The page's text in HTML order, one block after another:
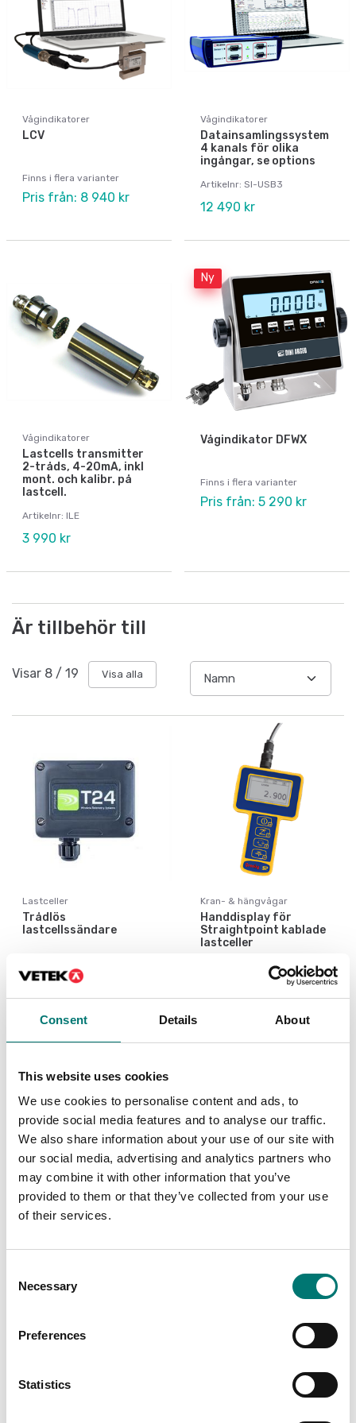
Consent Details About
This website uses cookies
We use cookies to personalise content and ads, to
provide social media features and to analyse our traffic.
We also share information about your use of our site with
our social media, advertising and analytics partners who
may combine it with other information that you’ve
provided to them or that they’ve collected from your use
of their services.
Selection
Necessary
Preferences
Statistics
Vågindikatorer
LCV
Finns i flera varianter
Pris från: 8 940 kr
Vågindikatorer
Datainsamlingssystem
4 kanals för olika
ingångar, se options
Artikelnr: SI-USB3
12 490 kr
Vågindikatorer
Lastcells transmitter
2-tråds, 4-20mA, inkl
mont. och kalibr. på
lastcell.
Artikelnr: ILE
3 990 kr
Ny
Vågindikator DFWX
Finns i flera varianter
Pris från: 5 290 kr
Är tillbehör till
Visar 8 / 19 Visa alla
Lastceller
Trådlös
lastcellssändare
Pris från: 9 990 kr
Kran- & hängvågar
Handdisplay för
Straightpoint kablade
lastceller
Vågindikatorer
rostfritt IP68/IP69K
4st lastceller ABS plast
överspänningsskydd.